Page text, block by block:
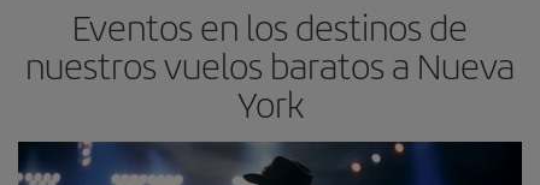
Eventos en los destinos de
nuestros vuelos baratos a Nueva
York